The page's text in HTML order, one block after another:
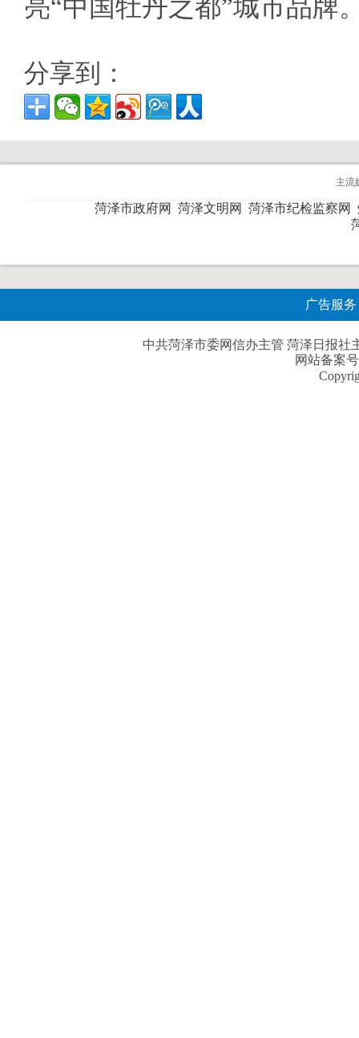
亮“中国牡丹之都”城市品牌
分享到：
主流
菏泽市政府网 菏泽文明网 菏泽市纪检监察网
广告服务
中共菏泽市委网信办主管 菏泽日报社
网站备案